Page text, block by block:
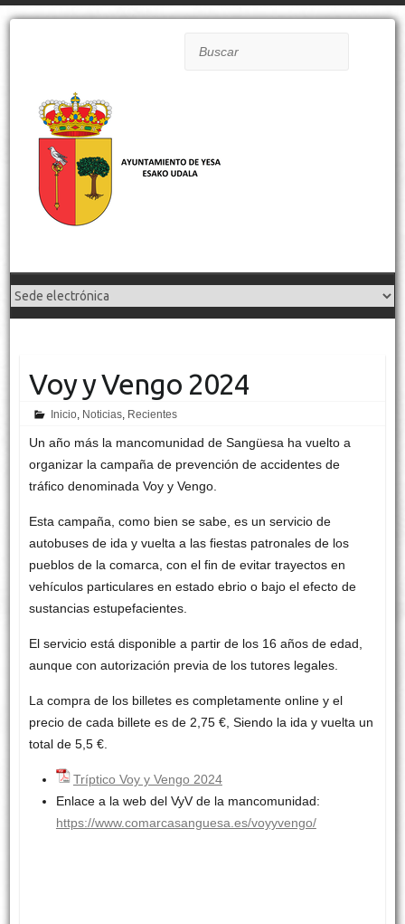
Voy y Vengo 2024
Inicio, Noticias, Recientes
Un año más la mancomunidad de Sangüesa ha vuelto a
organizar la campaña de prevención de accidentes de
tráfico denominada Voy y Vengo.
Esta campaña, como bien se sabe, es un servicio de
autobuses de ida y vuelta a las fiestas patronales de los
pueblos de la comarca, con el fin de evitar trayectos en
vehículos particulares en estado ebrio o bajo el efecto de
sustancias estupefacientes.
El servicio está disponible a partir de los 16 años de edad,
aunque con autorización previa de los tutores legales.
La compra de los billetes es completamente online y el
precio de cada billete es de 2,75 €, Siendo la ida y vuelta un
total de 5,5 €.
Tríptico Voy y Vengo 2024
Enlace a la web del VyV de la mancomunidad:
https://www.comarcasanguesa.es/voyyvengo/